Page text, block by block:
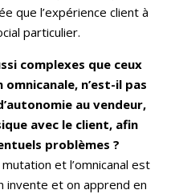
que l’expérience client à
particulier.
complexes que ceux
n’est-il pas
au vendeur,
avec le client, afin
problèmes ?
et l’omnicanal est
et on apprend en